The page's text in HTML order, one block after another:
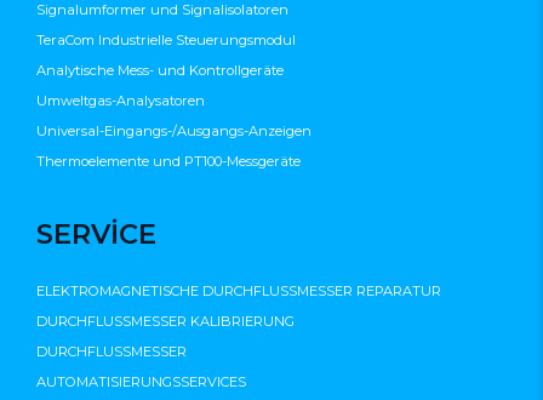
Signalumformer und Signalisolatoren
TeraCom Industrielle Steuerungsmodul
Analytische Mess- und Kontrollgeräte
Umweltgas-Analysatoren
Universal-Eingangs-/Ausgangs-Anzeigen
Thermoelemente und PT100-Messgeräte
SERVİCE
ELEKTROMAGNETISCHE DURCHFLUSSMESSER REPARATUR
DURCHFLUSSMESSER KALIBRIERUNG
DURCHFLUSSMESSER
AUTOMATISIERUNGSSERVICES